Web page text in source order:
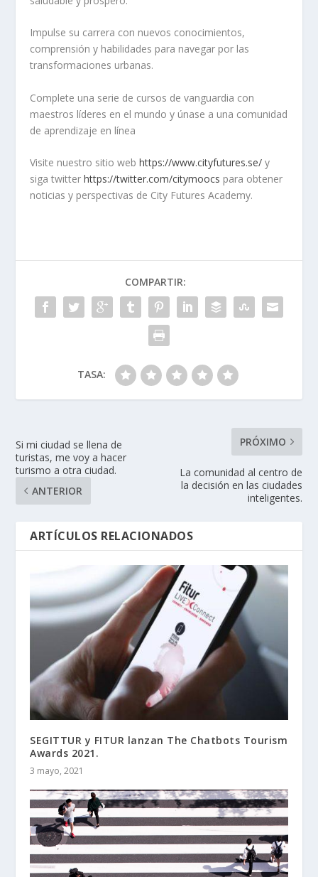
Impulse su carrera con nuevos conocimientos,
comprensión y habilidades para navegar por las
transformaciones urbanas.
Complete una serie de cursos de vanguardia con
maestros líderes en el mundo y únase a una comunidad
de aprendizaje en línea
Visite nuestro sitio webhttps://www.cityfutures.se/ y
siga twitter https://twitter.com/citymoocs para obtener
noticias y perspectivas de City Futures Academy.
COMPARTIR:
TASA:
Si mi ciudad se llena de
turistas, me voy a hacer
turismo a otra ciudad.
ANTERIOR
PRÓXIMO
La comunidad al centro de
la decisión en las ciudades
inteligentes.
ARTÍCULOS RELACIONADOS
SEGITTUR y FITUR lanzan The Chatbots Tourism
Awards 2021.
3 mayo, 2021